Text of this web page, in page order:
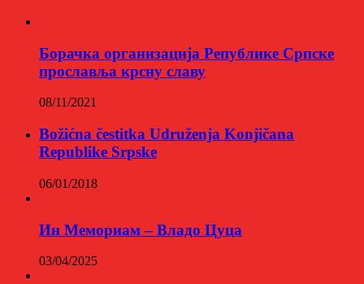
Борачка организација Републике Српске
прославља крсну славу
08/11/2021
Božićna čestitka Udruženja Konjičana
Republike Srpske
06/01/2018
Ин Мемориам – Владо Цуца
03/04/2025